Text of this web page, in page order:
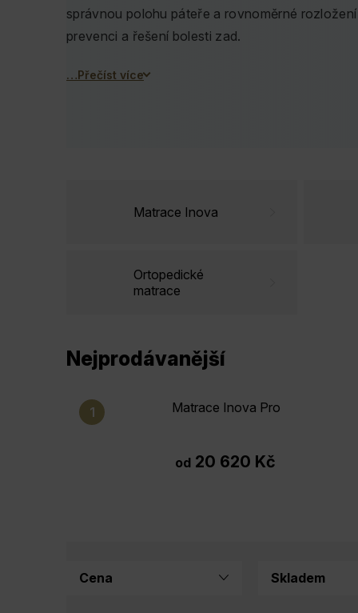
správnou polohu páteře a rovnoměrné
prevenci a řešení bolesti zad.
…Přečíst více
Matrace Inova
Ortopedické
matrace
Nejprodávanější
Matrace Inova Pro
od 20 620 Kč
Cena Skladem